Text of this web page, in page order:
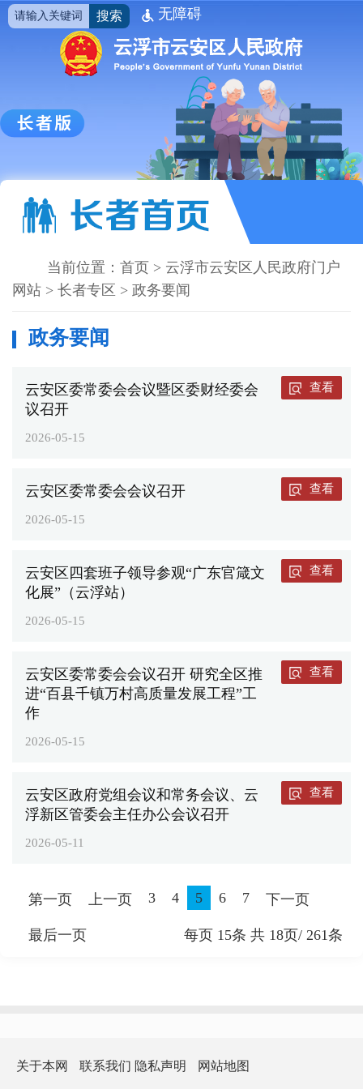
搜索 无障碍
当前位置： 首页 > 云浮市云安区人民政府门户
网站 > 长者专区 > 政务要闻
政务要闻
云安区委常委会会议暨区委财经委会
议召开
2026-05-15
查看
云安区委常委会会议召开
2026-05-15
查看
云安区四套班子领导参观“广东官箴文
化展”（云浮站）
2026-05-15
查看
云安区委常委会会议召开 研究全区推
进“百县千镇万村高质量发展工程”工
作
2026-05-15
查看
云安区政府党组会议和常务会议、云
浮新区管委会主任办公会议召开
2026-05-11
查看
第一页 上一页 3 4 5 6 7 下一页
最后一页 每页 15条 共 18页/ 261条
关于本网 联系我们 隐私声明 网站地图